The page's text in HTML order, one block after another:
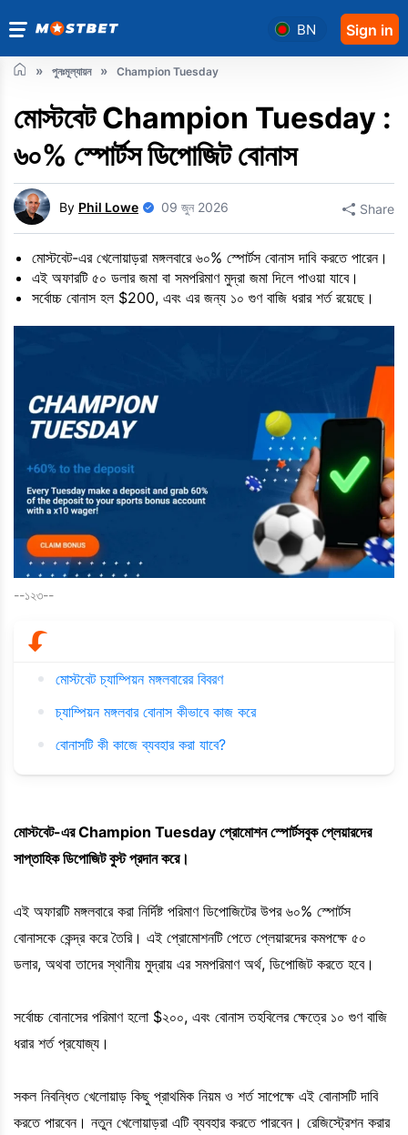
BN Sign in
পুনঃমূল্যায়ন Champion Tuesday
মোস্টবেট Champion Tuesday :
৬০% স্পোর্টস ডিপোজিট বোনাস
By Phil Lowe 09 জুন 2026 Share
মোস্টবেট-এর খেলোয়াড়রা মঙ্গলবারে ৬০% স্পোর্টস বোনাস দাবি করতে পারেন।
এই অফারটি ৫০ ডলার জমা বা সমপরিমাণ মুদ্রা জমা দিলে পাওয়া যাবে।
সর্বোচ্চ বোনাস হল $200, এবং এর জন্য ১০ গুণ বাজি ধরার শর্ত রয়েছে।
--১২৩--
মোস্টবেট চ্যাম্পিয়ন মঙ্গলবারের বিবরণ
চ্যাম্পিয়ন মঙ্গলবার বোনাস কীভাবে কাজ করে
বোনাসটি কী কাজে ব্যবহার করা যাবে?
মোস্টবেট-এর Champion Tuesday প্রোমোশন স্পোর্টসবুক প্লেয়ারদের
সাপ্তাহিক ডিপোজিট বুস্ট প্রদান করে।
এই অফারটি মঙ্গলবারে করা নির্দিষ্ট পরিমাণ ডিপোজিটের উপর ৬০% স্পোর্টস
বোনাসকে কেন্দ্র করে তৈরি। এই প্রোমোশনটি পেতে প্লেয়ারদের কমপক্ষে ৫০
ডলার, অথবা তাদের স্থানীয় মুদ্রায় এর সমপরিমাণ অর্থ, ডিপোজিট করতে হবে।
সর্বোচ্চ বোনাসের পরিমাণ হলো $২০০, এবং বোনাস তহবিলের ক্ষেত্রে ১০ গুণ বাজি
ধরার শর্ত প্রযোজ্য।
সকল নিবন্ধিত খেলোয়াড় কিছু প্রাথমিক নিয়ম ও শর্ত সাপেক্ষে এই বোনাসটি দাবি
করতে পারবেন। নতুন খেলোয়াড়রা এটি ব্যবহার করতে পারবেন। রেজিস্ট্রেশন করার